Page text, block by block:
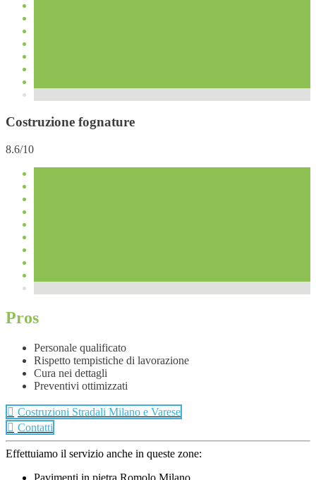
Costruzione fognature
8.6/10
Pros
Personale qualificato
Rispetto tempistiche di lavorazione
Cura nei dettagli
Preventivi ottimizzati
Costruzioni Stradali Milano e Varese
Contatti
Effettuiamo il servizio anche in queste zone:
Pavimenti in pietra Romolo Milano